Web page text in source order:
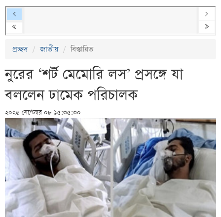
প্রচ্ছদ জাতীয় বিস্তারিত
নুরের ‘শর্ট মেমোরি লস’ প্রসঙ্গে যা
বললেন ঢামেক পরিচালক
২০২৫ সেপ্টেম্বর ০৮ ১৫:৩৫:৩০